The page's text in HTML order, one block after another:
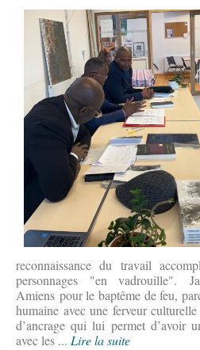
reconnaissance du travail
personnages "en vadrouille".
Amiens pour le baptême de feu,
humaine avec une ferveur
d’ancrage qui lui permet d’avoir
avec les ... Lire la suite